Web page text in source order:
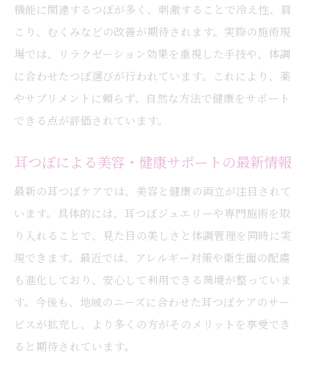
機能に関連するつぼが多く、刺激することで冷え性、肩
こり、むくみなどの改善が期待されます。実際の施術現
場では、リラクゼーション効果を重視した手技や、体調
に合わせたつぼ選びが行われています。これにより、薬
やサプリメントに頼らず、自然な方法で健康をサポート
できる点が評価されています。
耳つぼによる美容・健康サポートの最新情報
最新の耳つぼケアでは、美容と健康の両立が注目されて
います。具体的には、耳つぼジュエリーや専門施術を取
り入れることで、見た目の美しさと体調管理を同時に実
現できます。最近では、アレルギー対策や衛生面の配慮
も進化しており、安心して利用できる環境が整っていま
す。今後も、地域のニーズに合わせた耳つぼケアのサー
ビスが拡充し、より多くの方がそのメリットを享受でき
ると期待されています。